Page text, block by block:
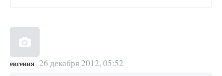
евгения 26 декабря 2012, 05:52